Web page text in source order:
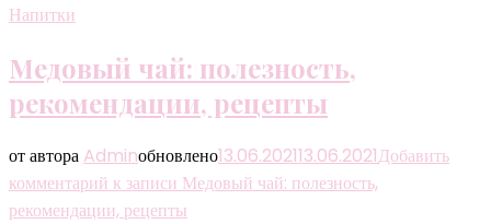
Напитки
Медовый чай: полезность,
рекомендации, рецепты
от автора Adminобновлено13.06.202113.06.2021Добавить
комментарий к записи Медовый чай: полезность,
рекомендации, рецепты